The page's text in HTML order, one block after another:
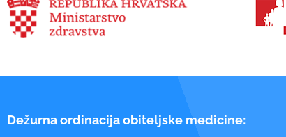
Dežurna ordinacija obiteljske medicine: